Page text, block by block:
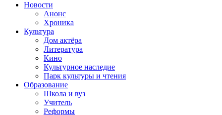
Новости
Анонс
Хроника
Культура
Дом актёра
Литература
Кино
Культурное наследие
Парк культуры и чтения
Образование
Школа и вуз
Учитель
Реформы